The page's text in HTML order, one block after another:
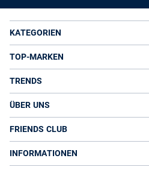
KATEGORIEN
TOP-MARKEN
TRENDS
ÜBER UNS
FRIENDS CLUB
INFORMATIONEN